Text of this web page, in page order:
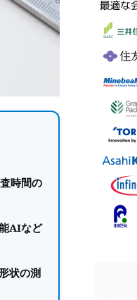
時間の
AIなど
状の測